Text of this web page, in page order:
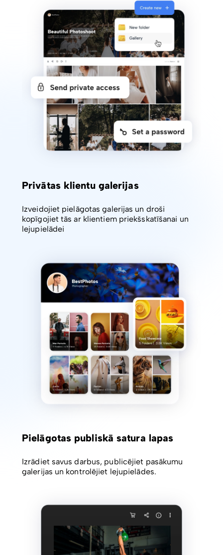
Privātas klientu galerijas
Izveidojiet pielāgotas galerijas un droši
kopīgojiet tās ar klientiem priekšskatīšanai un
lejupielādei
Pielāgotas publiskā satura lapas
Izrādiet savus darbus, publicējiet pasākumu
galerijas un kontrolējiet lejupielādes.